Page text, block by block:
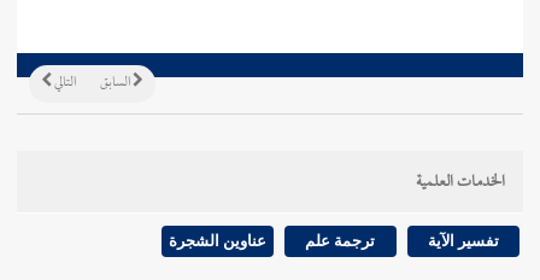
التالي السابق
الخدمات العلمية
تفسير الآية ترجمة علم عناوين الشجرة